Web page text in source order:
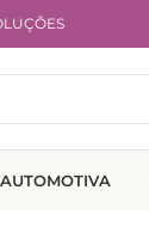
AUTOMOTIVA